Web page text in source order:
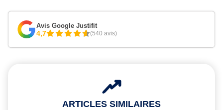
Avis Google Justifit
4,7 (540 avis)
ARTICLES SIMILAIRES